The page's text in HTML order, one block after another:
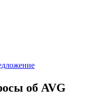
об AVG